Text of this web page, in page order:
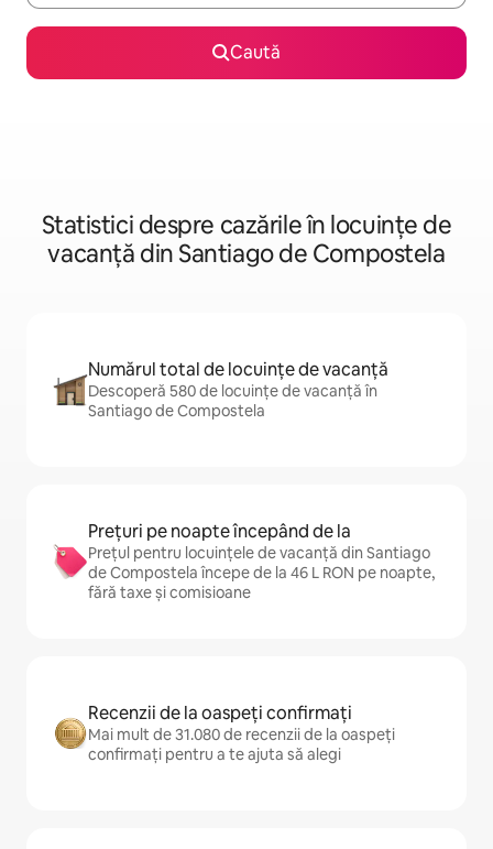
Caută
Statistici despre cazările în locuințe de
vacanță din Santiago de Compostela
Numărul total de locuințe de vacanță
Descoperă 580 de locuințe de vacanță în
Santiago de Compostela
Prețuri pe noapte începând de la
Prețul pentru locuințele de vacanță din Santiago
de Compostela începe de la 46 L RON pe noapte,
fără taxe și comisioane
Recenzii de la oaspeți confirmați
Mai mult de 31.080 de recenzii de la oaspeți
confirmați pentru a te ajuta să alegi